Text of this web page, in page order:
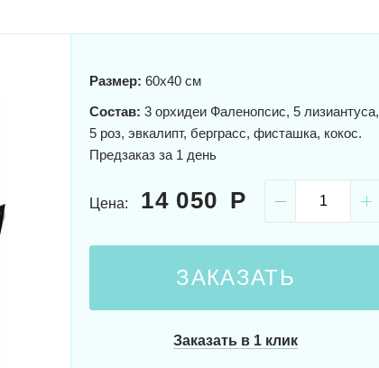
Размер: 60x40 см
Состав: 3 орхидеи Фаленопсис, 5 лизиантуса,
5 роз, эвкалипт, берграсс, фисташка, кокос.
Предзаказ за 1 день
Цена: 14 050
ЗАКАЗАТЬ
Заказать в 1 клик